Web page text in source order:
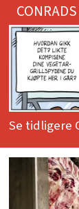
Se tidligere